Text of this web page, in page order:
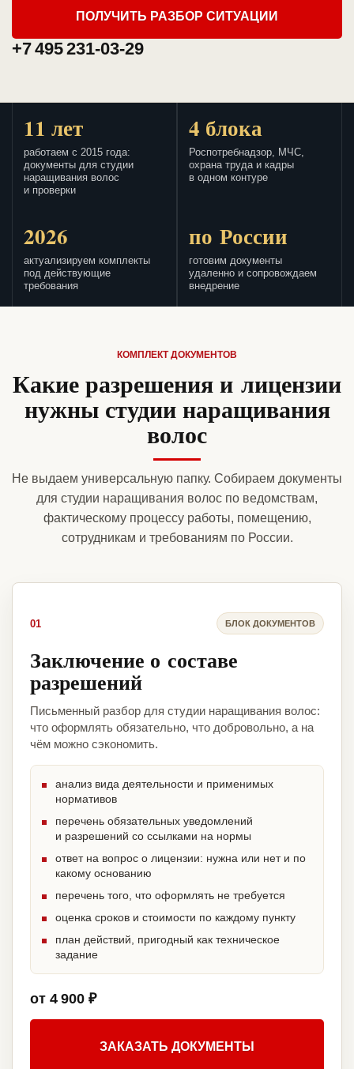
ПОЛУЧИТЬ РАЗБОР СИТУАЦИИ
+7 495 231-03-29
11 лет
работаем с 2015 года:
документы для студии
наращивания волос
и проверки
4 блока
Роспотребнадзор, МЧС,
охрана труда и кадры
в одном контуре
2026
актуализируем комплекты
под действующие
требования
по России
готовим документы
удаленно и сопровождаем
внедрение
КОМПЛЕКТ ДОКУМЕНТОВ
Какие разрешения и лицензии
нужны студии наращивания
волос
Не выдаем универсальную папку. Собираем документы
для студии наращивания волос по ведомствам,
фактическому процессу работы, помещению,
сотрудникам и требованиям по России.
01 БЛОК ДОКУМЕНТОВ
Заключение о составе
разрешений
Письменный разбор для студии наращивания волос:
что оформлять обязательно, что добровольно, а на
чём можно сэкономить.
анализ вида деятельности и применимых
нормативов
перечень обязательных уведомлений
и разрешений со ссылками на нормы
ответ на вопрос о лицензии: нужна или нет и по
какому основанию
перечень того, что оформлять не требуется
оценка сроков и стоимости по каждому пункту
план действий, пригодный как техническое
задание
от 4 900 ₽
ЗАКАЗАТЬ ДОКУМЕНТЫ